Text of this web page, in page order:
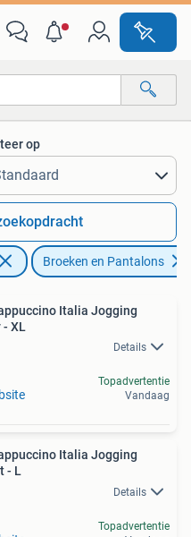
op
Broeken en Pantalons
Italia Jogging
- XL
Details
Topadvertentie
Vandaag
Italia Jogging
- L
Details
Topadvertentie